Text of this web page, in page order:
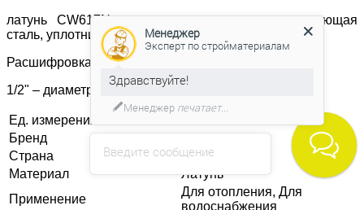
латунь CW617N, прижимное кольцо – нержавеющая
сталь, уплотнительный материал – EPDM.
Расшифровка маркировки
1/2" – диаметр условного прохода (16 мм).
Ед. измерения
Бренд
FAR
Страна
Италия
Материал
Латунь
Применение
Для отопления, Для
водоснабжения
Введите сообщение
Менеджер
Эксперт по стройматериалам
Здравствуйте!
Менеджер печатает...